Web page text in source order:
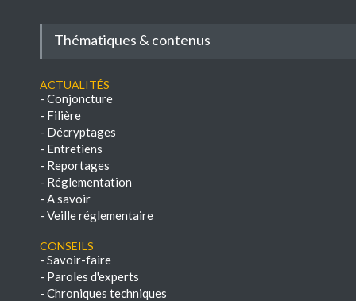
Thématiques & contenus
Actualités
- Conjoncture
- Filière
- Décryptages
- Entretiens
- Reportages
- Réglementation
- A savoir
- Veille réglementaire
Conseils
- Savoir-faire
- Paroles d'experts
- Chroniques techniques